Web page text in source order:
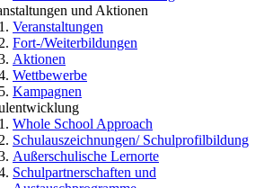
und Aktionen
Veranstaltungen
Fort-/Weiterbildungen
Aktionen
Wettbewerbe
Kampagnen
Whole School Approach
Schulauszeichnungen/ Schulprofilbildung
Außerschulische Lernorte
Schulpartnerschaften und